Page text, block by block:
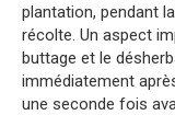
plantation, pendant
récolte. Un aspect
buttage et le
immédiatement
une seconde fois